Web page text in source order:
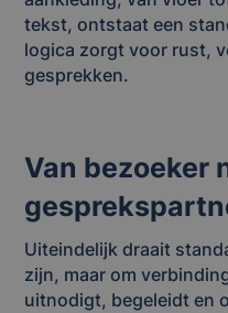
tekst, ontstaat een
logica zorgt voor rust,
gesprekken.
Van bezoeker
Uiteindelijk draait
zijn, maar om
uitnodigt, begeleidt en